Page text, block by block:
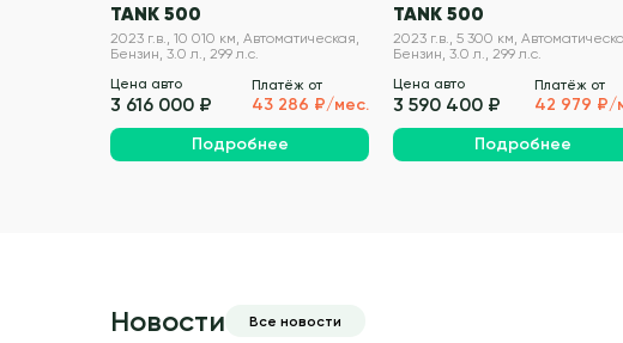
TANK 500
2023 г.в., 10 010 км, Автоматическая,
Бензин, 3.0 л., 299 л.с.
Цена авто
3 616 000 ₽
Платёж от
43 286 ₽/мес.
Подробнее
TANK 500
2023 г.в., 5 300 км,
Бензин, 3.0 л., 299 л.с.
Цена авто
3 590 400 ₽
Платёж от
42 979 ₽/
Подробнее
Новости Все новости